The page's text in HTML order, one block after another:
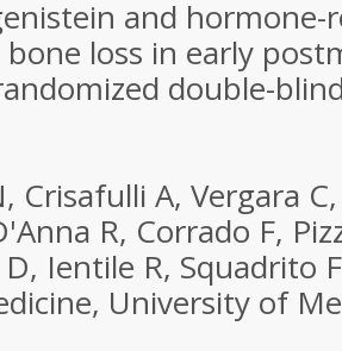
and hormone-
loss in early
double-
Crisafulli A, Vergara
R, Corrado F,
Ientile R, Squadrito
University of